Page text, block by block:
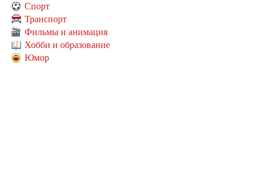
Спорт
Транспорт
Фильмы и анимация
Хобби и образование
Юмор